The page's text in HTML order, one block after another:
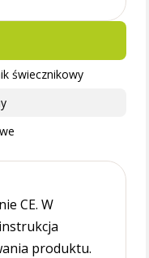
świecznikowy
CE. W
produktu.